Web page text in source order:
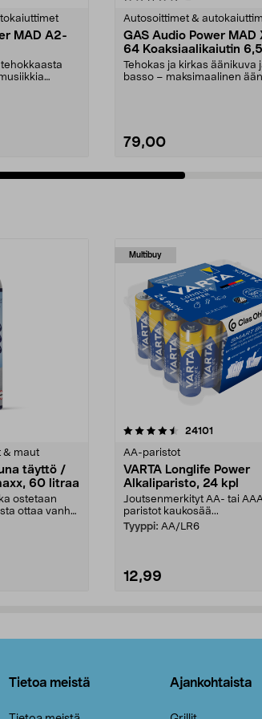
MAD A2-
1200 W
Autosoittimet &
GAS Audio Power MAD
64 Koaksiaalikaiutin 6,5
tuumaa, 100 W RMS
Tehokas ja kirkas äänikuva
basso – maksimaalinen
79,00
& maut
täyttö /
60 litraa
ostetaan
ottaa vanha
Multibuy
24101
AA-paristot
VARTA Longlife Power
Alkaliparisto, 24 kpl
Joutsenmerkityt AA- tai
paristot kaukosää...
Tyyppi: AA/LR6
12,99
4.5viidestä
Tietoa meistä Ajankohtaista